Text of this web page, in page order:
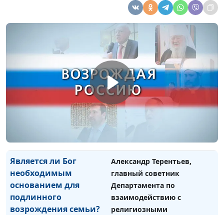
О служении Богу,
Иван Сорокин,
предприниматель
Почему важно
представителям
различных сфер
деятельности
встречаться для
обсуждения духовно-
вопросов?
Елена Цыплакова, советская
и российская актриса театра
и кино, кинорежиссер,
народная артистка
Российской Федерации
Является ли Бог
необходимым
основанием для
подлинного
возрождения семьи?
Александр Терентьев,
главный советник
Департамента по
взаимодействию с
религиозными